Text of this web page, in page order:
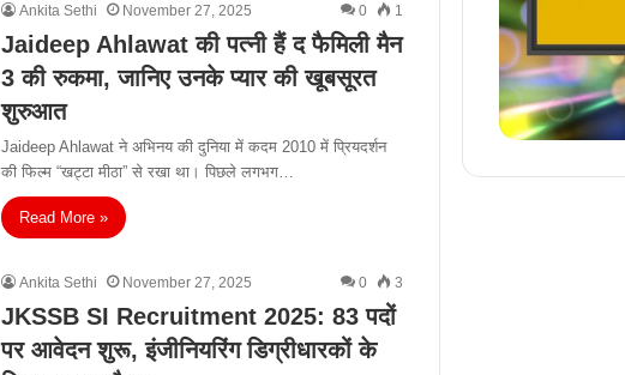
Ankita Sethi November 27, 2025 0 1
Jaideep Ahlawat की पत्नी हैं द फैमिली मैन
3 की रुकमा, जानिए उनके प्यार की खूबसूरत
शुरुआत
Jaideep Ahlawat ने अभिनय की दुनिया में कदम 2010 में प्रियदर्शन
की फिल्म “खट्टा मीठा” से रखा था। पिछले लगभग…
Read More »
Ankita Sethi November 27, 2025 0 3
JKSSB SI Recruitment 2025: 83 पदों
पर आवेदन शुरू, इंजीनियरिंग डिग्रीधारकों के